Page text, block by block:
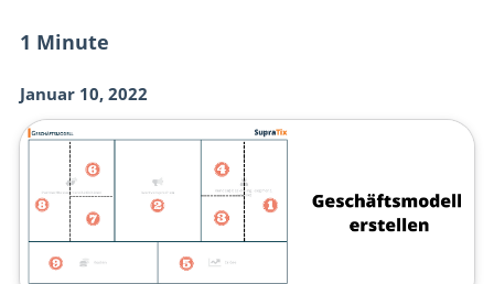
1 Minute
Januar 10, 2022